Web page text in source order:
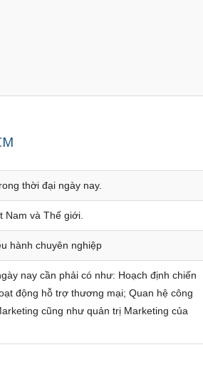
thời đại ngày nay.
Nam và Thế giới.
hành chuyên nghiệp
nay cần phải có như: Hoạch định chiến
động hỗ trợ thương mại; Quan hệ công
cũng như quản trị Marketing của
sản xuất chuyên nghiệp (-50%)
Giám Đốc Điều Hành chuyên nghiệp (-50% còn
5.400.000đ)